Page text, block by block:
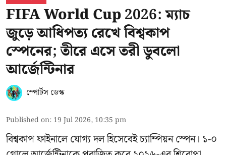
FIFA World Cup 2026: ম্যাচ
জুড়ে আধিপত্য রেখে বিশ্বকাপ
স্পেনের; তীরে এসে তরী ডুবলো
আর্জেন্টিনার
স্পোর্টস ডেস্ক
Published on: 19 Jul 2026, 10:35 pm
বিশ্বকাপ ফাইনালে যোগ্য দল হিসেবেই চ্যাম্পিয়ন স্পেন। ১-০